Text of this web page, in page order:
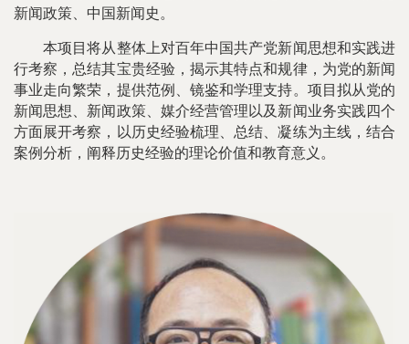
新闻政策、中国新闻史。
本项目将从整体上对百年中国共产党新闻思想和实践进
行考察，总结其宝贵经验，揭示其特点和规律，为党的新闻
事业走向繁荣，提供范例、镜鉴和学理支持。项目拟从党的
新闻思想、新闻政策、媒介经营管理以及新闻业务实践四个
方面展开考察，以历史经验梳理、总结、凝练为主线，结合
案例分析，阐释历史经验的理论价值和教育意义。